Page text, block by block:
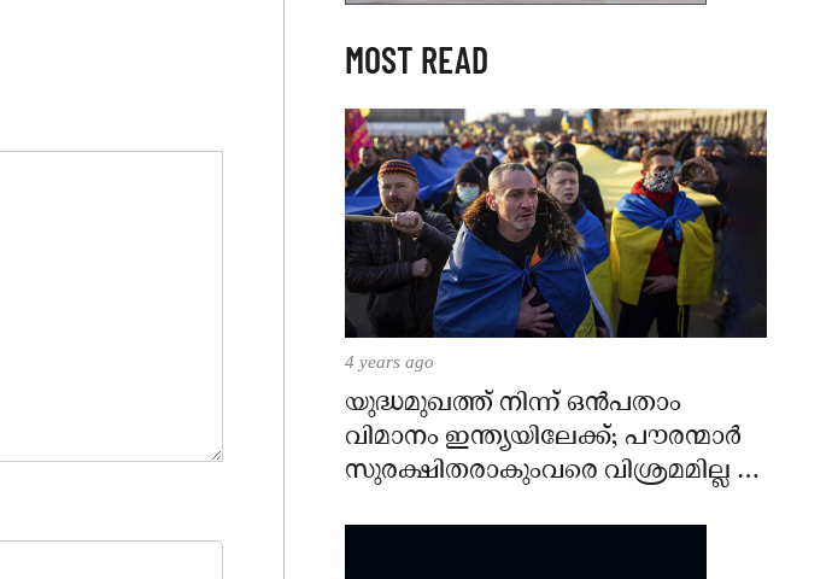
MOST READ
4 years ago
യുദ്ധമുഖത്ത് നിന്ന് ഒൻപതാം
വിമാനം ഇന്ത്യയിലേക്ക്; പൗരന്മാർ
സുരക്ഷിതരാകുംവരെ വിശ്രമമില്ല –